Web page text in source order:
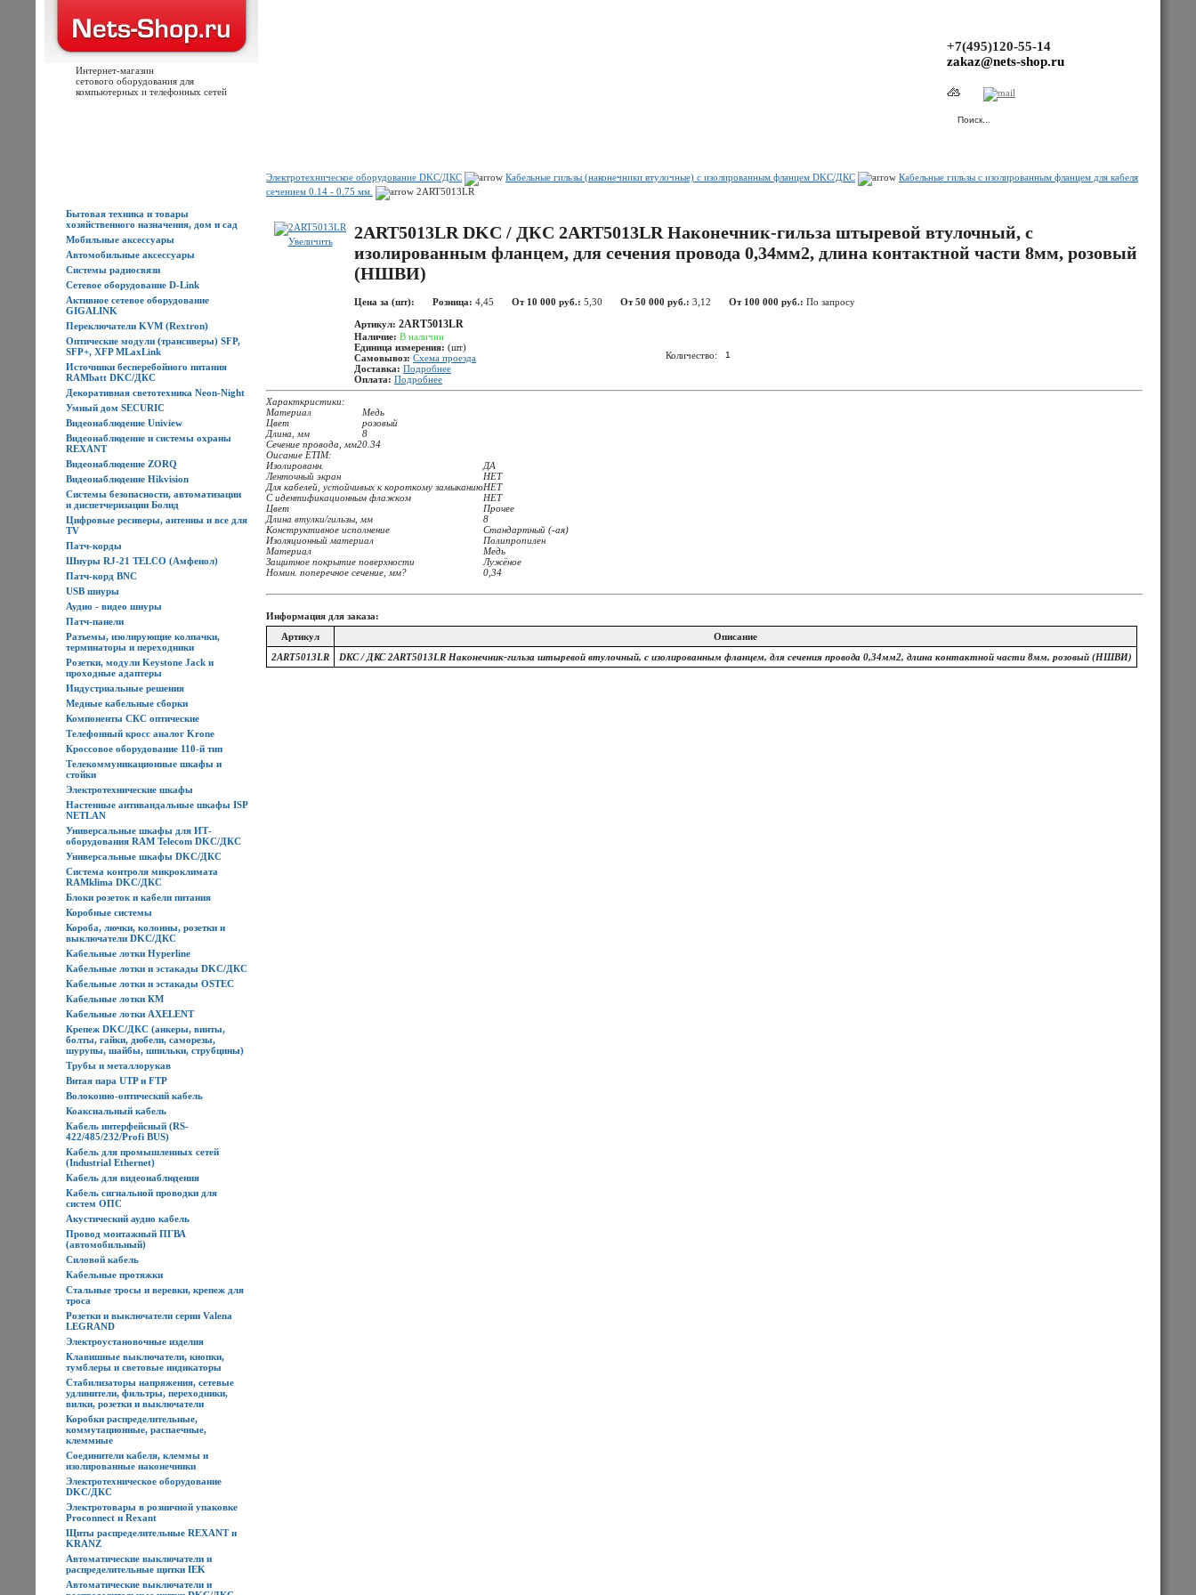
Интернет-магазин
сетового оборудования для
компьютерных и телефонных сетей
+7(495)120-55-14
zakaz@nets-shop.ru
Бытовая техника и товары
хозяйственного назначения, дом и сад
Мобильные аксессуары
Автомобильные аксессуары
Системы радиосвязи
Сетевое оборудование D-Link
Активное сетевое оборудование
GIGALINK
Переключатели KVM (Rextron)
Оптические модули (трансиверы) SFP,
SFP+, XFP MLaxLink
Источники бесперебойного питания
RAMbatt DKC/ДКС
Декоративная светотехника Neon-Night
Умный дом SECURIC
Видеонаблюдение Uniview
Видеонаблюдение и системы охраны
REXANT
Видеонаблюдение ZORQ
Видеонаблюдение Hikvision
Системы безопасности, автоматизации
и диспетчеризации Болид
Цифровые ресиверы, антенны и все для
TV
Патч-корды
Шнуры RJ-21 TELCO (Амфенол)
Патч-корд BNC
USB шнуры
Аудио - видео шнуры
Патч-панели
Разъемы, изолирующие колпачки,
терминаторы и переходники
Розетки, модули Keystone Jack и
проходные адаптеры
Индустриальные решения
Медные кабельные сборки
Компоненты СКС оптические
Телефонный кросс аналог Krone
Кроссовое оборудование 110-й тип
Телекоммуникационные шкафы и
стойки
Электротехнические шкафы
Настенные антивандальные шкафы ISP
NETLAN
Универсальные шкафы для ИТ-
оборудования RAM Telecom DKC/ДКС
Универсальные шкафы DKC/ДКС
Система контроля микроклимата
RAMklima DKC/ДКС
Блоки розеток и кабели питания
Коробные системы
Короба, лючки, колонны, розетки и
выключатели DKC/ДКС
Кабельные лотки Hyperline
Кабельные лотки и эстакады DKC/ДКС
Кабельные лотки и эстакады OSTEC
Кабельные лотки КМ
Кабельные лотки AXELENT
Крепеж DKC/ДКС (анкеры, винты,
болты, гайки, дюбели, саморезы,
шурупы, шайбы, шпильки, струбцины)
Трубы и металлорукав
Витая пара UTP и FTP
Волоконно-оптический кабель
Коаксиальный кабель
Кабель интерфейсный (RS-
422/485/232/Profi BUS)
Кабель для промышленных сетей
(Industrial Ethernet)
Кабель для видеонаблюдения
Кабель сигнальной проводки для
систем ОПС
Акустический аудио кабель
Провод монтажный ПГВА
(автомобильный)
Силовой кабель
Кабельные протяжки
Стальные тросы и веревки, крепеж для
троса
Розетки и выключатели серии Valena
LEGRAND
Электроустановочные изделия
Клавишные выключатели, кнопки,
тумблеры и световые индикаторы
Стабилизаторы напряжения, сетевые
удлинители, фильтры, переходники,
вилки, розетки и выключатели
Коробки распределительные,
коммутационные, распаечные,
клеммные
Соединители кабеля, клеммы и
изолированные наконечники
Электротехническое оборудование
DKC/ДКС
Электротовары в розничной упаковке
Proconnect и Rexant
Щиты распределительные REXANT и
KRANZ
Автоматические выключатели и
распределительные щитки IEK
Автоматические выключатели и
Электротехническое оборудование DKC/ДКС Кабельные гильзы (наконечники втулочные) с изолированным фланцем DKC/ДКС
Кабельные гильзы с изолированным фланцем для кабеля
сечением 0.14 - 0.75 мм.
2ART5013LR
Увеличить
2ART5013LR DKC / ДКС 2ART5013LR Наконечник-гильза штыревой втулочный, с
изолированным фланцем, для сечения провода 0,34мм2, длина контактной части 8мм, розовый
(НШВИ)
Цена за (шт): Розница: 4,45 От 10 000 руб.: 5,30 От 50 000 руб.: 3,12 От 100 000 руб.: По запросу
Артикул: 2ART5013LR
Наличие: В наличии
Единица измерения: (шт)
Самовывоз: Схема проезда
Доставка: Подробнее
Оплата: Подробнее
Количество:
Характкристики:
Материал
Медь
Цвет
розовый
Длина, мм
8
Сечение провода, мм20.34
Оисание ETIM:
Изолированн.
ДА
Ленточный экран
НЕТ
Для кабелей, устойчивых к короткому замыканиюНЕТ
С идентификационным флажком
НЕТ
Цвет
Прочее
Длина втулки/гильзы, мм
8
Конструктивное исполнение
Стандартный (-ая)
Изоляционный материал
Полипропилен
Материал
Медь
Защитное покрытие поверхности
Лужёное
Номин. поперечное сечение, мм?
0,34
Информация для заказа:
Артикул
Описание
2ART5013LR
DKC / ДКС 2ART5013LR Наконечник-гильза штыревой втулочный, с изолированным фланцем, для сечения провода 0,34мм2, длина контактной части 8мм, розовый (НШВИ)